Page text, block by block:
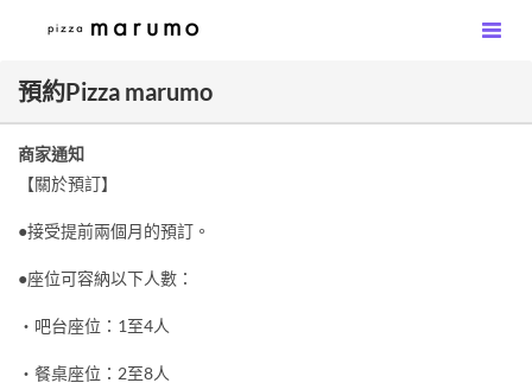
預約Pizza marumo
商家通知
【關於預訂】
●接受提前兩個月的預訂。
●座位可容納以下人數：
・吧台座位：1至4人
・餐桌座位：2至8人